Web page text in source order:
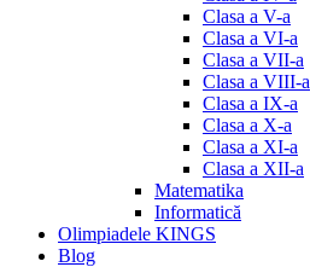
Clasa a V-a
Clasa a VI-a
Clasa a VII-a
Clasa a VIII-a
Clasa a IX-a
Clasa a X-a
Clasa a XI-a
Clasa a XII-a
Matematika
Informatică
Olimpiadele KINGS
Blog